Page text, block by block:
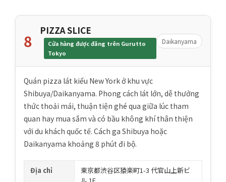
8
PIZZA SLICE
Cửa hàng được đăng trên Gurutto
Tokyo
Daikanyama
Quán pizza lát kiểu New York ở khu vực
Shibuya/Daikanyama. Phong cách lát lớn, dễ thưởng
thức thoải mái, thuận tiện ghé qua giữa lúc tham
quan hay mua sắm và có bầu không khí thân thiện
với du khách quốc tế. Cách ga Shibuya hoặc
Daikanyama khoảng 8 phút đi bộ.
Địa chỉ
東京都渋谷区猿楽町1-3 代官山上新ビ